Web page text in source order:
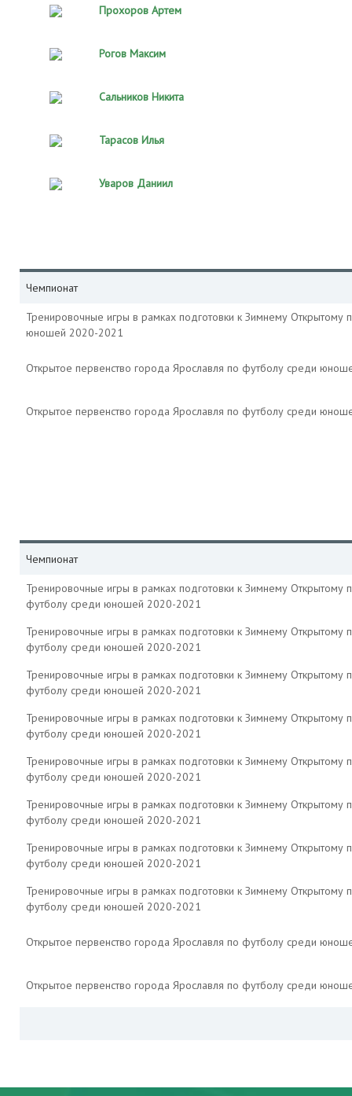
Прохоров Артем
Рогов Максим
Сальников Никита
Тарасов Илья
Уваров Даниил
Чемпионат
Тренировочные игры в рамках подготовки к Зимнему Открытому
юношей 2020-2021
Открытое первенство города Ярославля по футболу среди
Открытое первенство города Ярославля по футболу среди
Чемпионат
Тренировочные игры в рамках подготовки к Зимнему Открытому
футболу среди юношей 2020-2021
Тренировочные игры в рамках подготовки к Зимнему Открытому
футболу среди юношей 2020-2021
Тренировочные игры в рамках подготовки к Зимнему Открытому
футболу среди юношей 2020-2021
Тренировочные игры в рамках подготовки к Зимнему Открытому
футболу среди юношей 2020-2021
Тренировочные игры в рамках подготовки к Зимнему Открытому
футболу среди юношей 2020-2021
Тренировочные игры в рамках подготовки к Зимнему Открытому
футболу среди юношей 2020-2021
Тренировочные игры в рамках подготовки к Зимнему Открытому
футболу среди юношей 2020-2021
Тренировочные игры в рамках подготовки к Зимнему Открытому
футболу среди юношей 2020-2021
Открытое первенство города Ярославля по футболу среди
Открытое первенство города Ярославля по футболу среди